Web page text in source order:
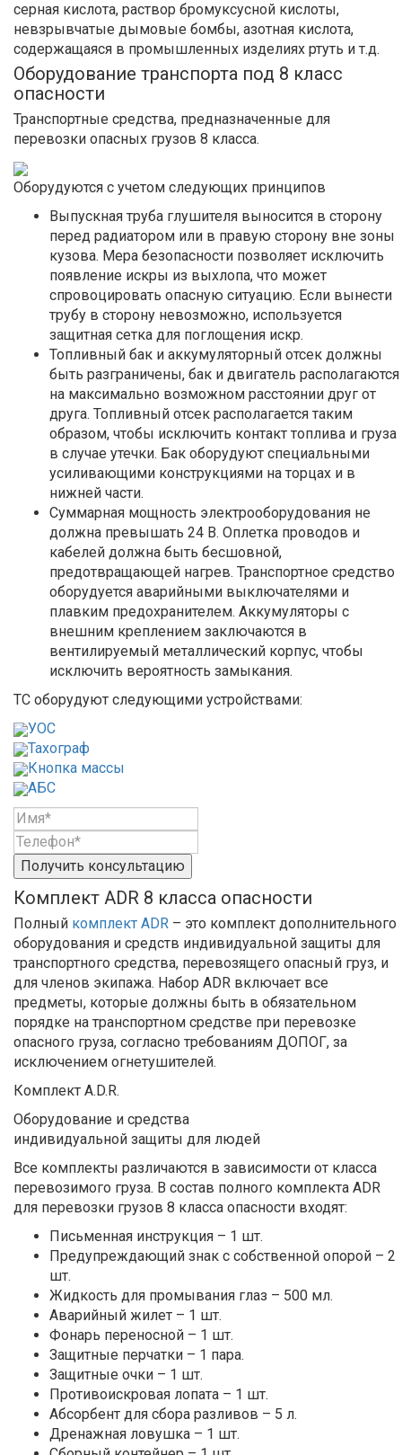
серная кислота, раствор бромуксусной кислоты,
невзрывчатые дымовые бомбы, азотная кислота,
содержащаяся в промышленных изделиях ртуть и т.д.
Оборудование транспорта под 8 класс
опасности
Транспортные средства, предназначенные для
перевозки опасных грузов 8 класса.
Оборудуются с учетом следующих принципов
Выпускная труба глушителя выносится в сторону
перед радиатором или в правую сторону вне зоны
кузова. Мера безопасности позволяет исключить
появление искры из выхлопа, что может
спровоцировать опасную ситуацию. Если вынести
трубу в сторону невозможно, используется
защитная сетка для поглощения искр.
Топливный бак и аккумуляторный отсек должны
быть разграничены, бак и двигатель располагаются
на максимально возможном расстоянии друг от
друга. Топливный отсек располагается таким
образом, чтобы исключить контакт топлива и груза
в случае утечки. Бак оборудуют специальными
усиливающими конструкциями на торцах и в
нижней части.
Суммарная мощность электрооборудования не
должна превышать 24 В. Оплетка проводов и
кабелей должна быть бесшовной,
предотвращающей нагрев. Транспортное средство
оборудуется аварийными выключателями и
плавким предохранителем. Аккумуляторы с
внешним креплением заключаются в
вентилируемый металлический корпус, чтобы
исключить вероятность замыкания.
ТС оборудуют следующими устройствами:
УОС
Тахограф
Кнопка массы
АБС
Получить консультацию
Комплект ADR 8 класса опасности
Полный комплект ADR – это комплект дополнительного
оборудования и средств индивидуальной защиты для
транспортного средства, перевозящего опасный груз, и
для членов экипажа. Набор ADR включает все
предметы, которые должны быть в обязательном
порядке на транспортном средстве при перевозке
опасного груза, согласно требованиям ДОПОГ, за
исключением огнетушителей.
Комплект A.D.R.
Оборудование и средства
индивидуальной защиты для людей
Все комплекты различаются в зависимости от класса
перевозимого груза. В состав полного комплекта ADR
для перевозки грузов 8 класса опасности входят:
Письменная инструкция – 1 шт.
Предупреждающий знак с собственной опорой – 2
шт.
Жидкость для промывания глаз – 500 мл.
Аварийный жилет – 1 шт.
Фонарь переносной – 1 шт.
Защитные перчатки – 1 пара.
Защитные очки – 1 шт.
Противоискровая лопата – 1 шт.
Абсорбент для сбора разливов – 5 л.
Дренажная ловушка – 1 шт.